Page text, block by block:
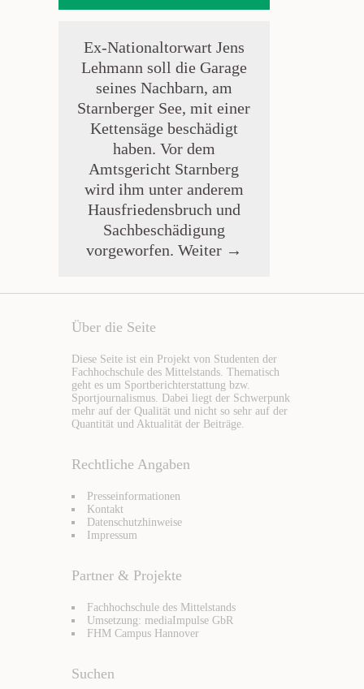
Ex-Nationaltorwart Jens
Lehmann soll die Garage
seines Nachbarn, am
Starnberger See, mit einer
Kettensäge beschädigt
haben. Vor dem
Amtsgericht Starnberg
wird ihm unter anderem
Hausfriedensbruch und
Sachbeschädigung
vorgeworfen. Weiter →
Über die Seite
Diese Seite ist ein Projekt von Studenten der
Fachhochschule des Mittelstands. Thematisch
geht es um Sportberichterstattung bzw.
Sportjournalismus. Dabei liegt der Schwerpunk
mehr auf der Qualität und nicht so sehr auf der
Quantität und Aktualität der Beiträge.
Rechtliche Angaben
Presseinformationen
Kontakt
Datenschutzhinweise
Impressum
Partner & Projekte
Fachhochschule des Mittelstands
Umsetzung: mediaImpulse GbR
FHM Campus Hannover
Suchen